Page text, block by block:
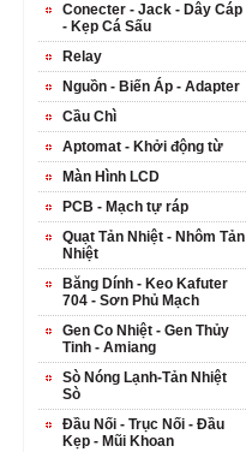
Conecter - Jack - Dây Cáp
- Kẹp Cá Sấu
Relay
Nguồn - Biến Áp - Adapter
Cầu Chì
Aptomat - Khởi động từ
Màn Hình LCD
PCB - Mạch tự ráp
Quạt Tản Nhiệt - Nhôm Tản
Nhiệt
Băng Dính - Keo Kafuter
704 - Sơn Phủ Mạch
Gen Co Nhiệt - Gen Thủy
Tinh - Amiang
Sò Nóng Lạnh-Tản Nhiệt
Sò
Đầu Nối - Trục Nối - Đầu
Kẹp - Mũi Khoan